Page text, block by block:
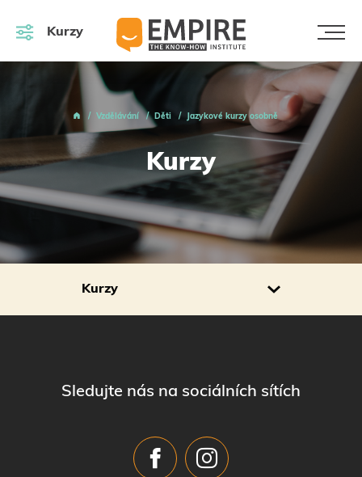
Kurzy
Vzdělávání Děti Jazykové kurzy osobně
Kurzy
Kurzy
Sledujte nás na sociálních sítích